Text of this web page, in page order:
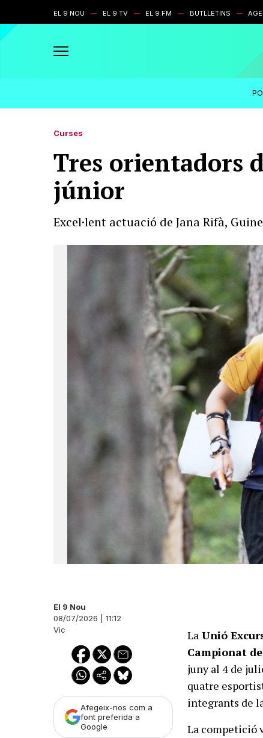
EL 9 NOU EL 9 TV EL 9 FM BUTLLETINS
Curses
Tres orientadors
júnior
Excel·lent actuació de Jana Rifà,
El 9 Nou
08/07/2026 | 11:12
Vic
Afegeix-nos com a
font preferida a
Google
La Unió
Campionat
juny al 4 de
quatre
integrants de
La competició